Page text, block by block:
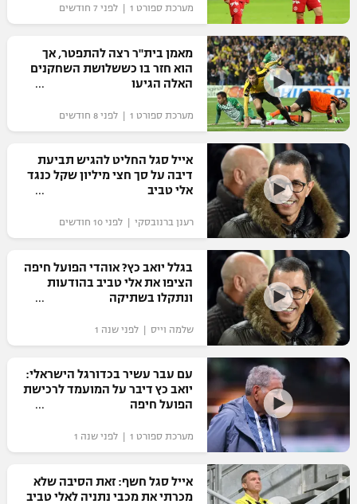
מערכת ספורט 1 | לפני 7 חודשים
מאמן בית"ר רצה להתפטר, אך
הוא חזר בו כששלושת השחקנים
האלה הגיעו
מערכת ספורט 1 | לפני 8 חודשים
אייל סגל החליט להגיש תביעת
דיבה על סך חצי מיליון שקל כנגד
אלי טביב
רענן ברנובסקי | לפני 10 חודשים
בגלל יואב כץ? אוהדי הפועל חיפה
הציפו את אלי טביב בהודעות
ונתקלו בשתיקה
שלמה וייס | לפני שנה 1
עם עבר עשיר בכדורגל הישראלי:
יואב כץ דיבר על המועמד לרכישת
הפועל חיפה
מערכת ספורט 1 | לפני שנה 1
אייל סגל חשף: זאת הסיבה שלא
מכרתי את מכבי נתניה לאלי טביב